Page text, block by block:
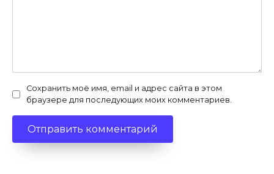
Сохранить моё имя, email и адрес сайта в этом
браузере для последующих моих комментариев.